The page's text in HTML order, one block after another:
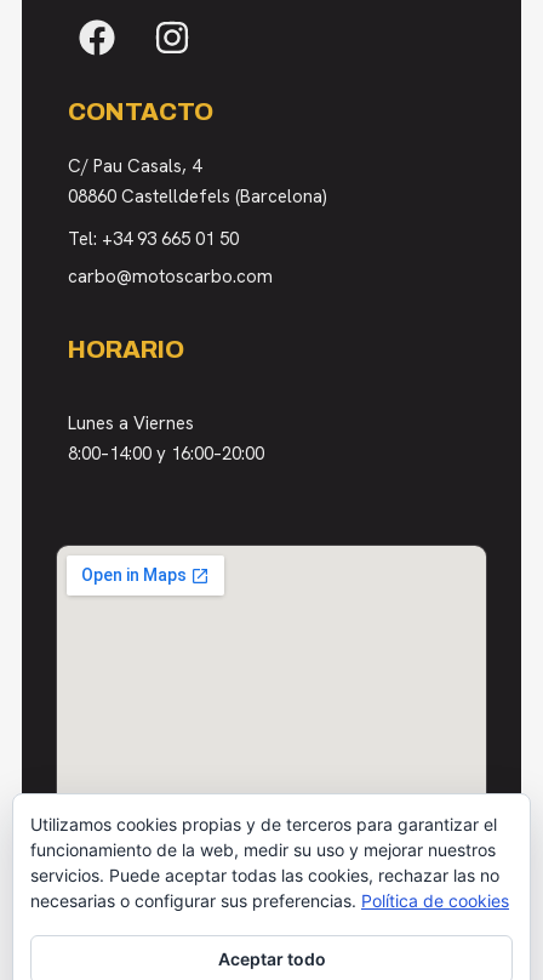
CONTACTO
C/ Pau Casals, 4
08860 Castelldefels (Barcelona)
Tel: +34 93 665 01 50
carbo@motoscarbo.com
HORARIO
Lunes a Viernes
8:00–14:00 y 16:00–20:00
© 2026 Motos Carbó · Todos los derechos
Utilizamos cookies propias y de terceros para garantizar el
funcionamiento de la web, medir su uso y mejorar nuestros
servicios. Puede aceptar todas las cookies, rechazar las no
necesarias o configurar sus preferencias. Política de cookies
Aceptar todo